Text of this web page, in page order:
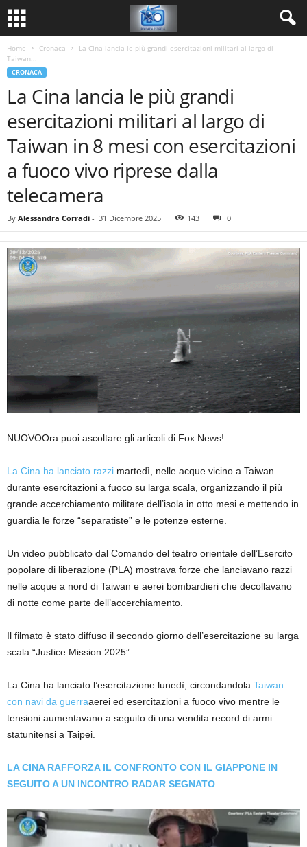
Home Cronaca
La Cina lancia le più grandi esercitazioni militari al largo di
Taiwan...
CRONACA
La Cina lancia le più grandi
esercitazioni militari al largo di
Taiwan in 8 mesi con esercitazioni
a fuoco vivo riprese dalla
telecamera
By Alessandra Corradi - 31 Dicembre 2025 143 0
NUOVOOra puoi ascoltare gli articoli di Fox News!
La Cina ha lanciato razzi martedì, nelle acque vicino a Taiwan
durante esercitazioni a fuoco su larga scala, organizzando il più
grande accerchiamento militare dell’isola in otto mesi e mettendo in
guardia le forze “separatiste” e le potenze esterne.
Un video pubblicato dal Comando del teatro orientale dell’Esercito
popolare di liberazione (PLA) mostrava forze che lanciavano razzi
nelle acque a nord di Taiwan e aerei bombardieri che decollavano
di notte come parte dell’accerchiamento.
Il filmato è stato diffuso il secondo giorno dell’esercitazione su larga
scala “Justice Mission 2025”.
La Cina ha lanciato l’esercitazione lunedì, circondandola Taiwan
con navi da guerraaerei ed esercitazioni a fuoco vivo mentre le
tensioni aumentavano a seguito di una vendita record di armi
statunitensi a Taipei.
LA CINA RAFFORZA IL CONFRONTO CON IL GIAPPONE IN
SEGUITO A UN INCONTRO RADAR SEGNATO